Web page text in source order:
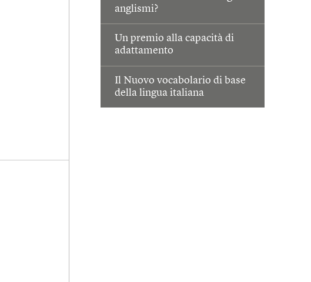
anglismi?
Un premio alla capacità di
adattamento
Il Nuovo vocabolario di base
della lingua italiana